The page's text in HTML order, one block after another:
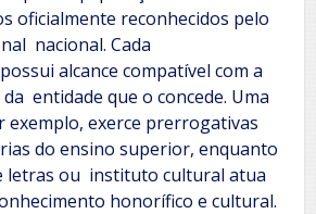
oficialmente reconhecidos pelo
nacional. Cada
alcance compatível com a
entidade que o concede. Uma
exemplo, exerce prerrogativas
do ensino superior, enquanto
letras ou instituto cultural atua
honorífico e cultural.